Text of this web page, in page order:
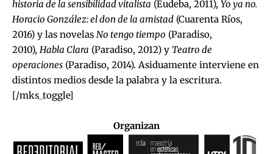
historia de la sensibilidad vitalista (Eudeba, 2011), Yo ya no.
Horacio González: el don de la amistad (Cuarenta Ríos,
2016) y las novelas No tengo tiempo (Paradiso,
2010), Habla Clara (Paradiso, 2012) y Teatro de
operaciones (Paradiso, 2014). Asiduamente interviene en
distintos medios desde la palabra y la escritura.
[/mks_toggle]
Organizan